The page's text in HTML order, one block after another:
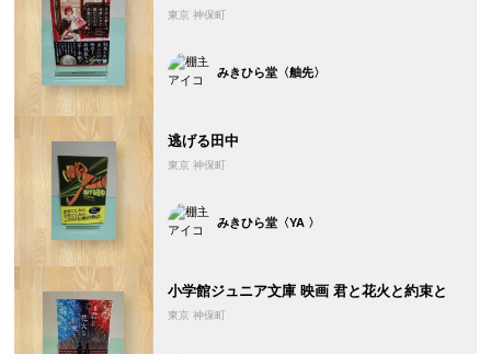
東京 神保町
みきひら堂〈舳先〉
逃げる田中
東京 神保町
みきひら堂〈YA 〉
小学館ジュニア文庫 映画 君と花火と約束と
東京 神保町